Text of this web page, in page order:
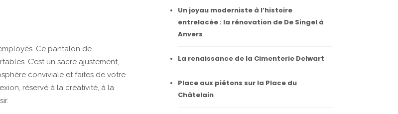
Ce pantalon de
C’est un sacré ajustement,
conviviale et faites de votre
réservé à la créativité, à la
Un joyau moderniste à l’histoire
entrelacée : la rénovation de De Singel à
Anvers
La renaissance de la Cimenterie Delwart
Place aux piétons sur la Place du
Châtelain